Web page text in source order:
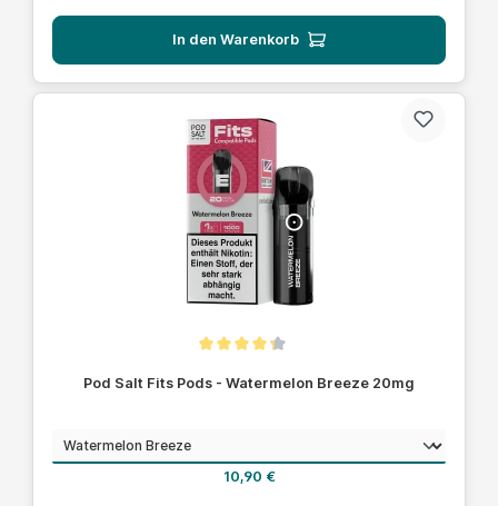
In den Warenkorb
Pod Salt Fits Pods - Watermelon Breeze 20mg
Geschmackauswählen
Regulärer Preis:
10,90 €